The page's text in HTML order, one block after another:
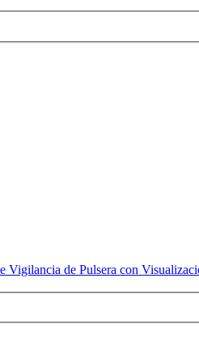
de Pulsera con